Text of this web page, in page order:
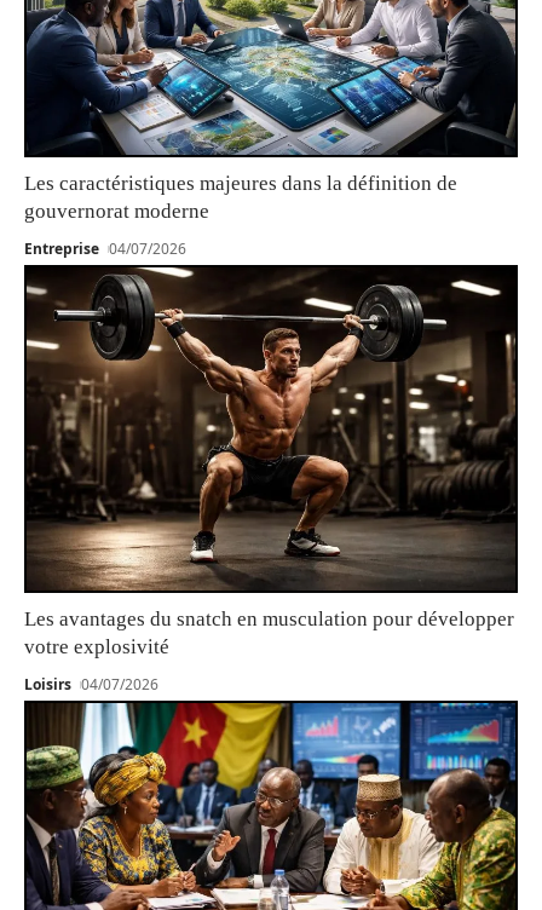
Les caractéristiques majeures dans la définition de
gouvernorat moderne
Entreprise 04/07/2026
Les avantages du snatch en musculation pour développer
votre explosivité
Loisirs 04/07/2026